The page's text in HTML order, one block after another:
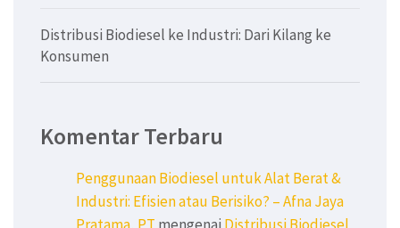
Distribusi Biodiesel ke Industri: Dari Kilang ke
Konsumen
Komentar Terbaru
Penggunaan Biodiesel untuk Alat Berat &
Industri: Efisien atau Berisiko? – Afna Jaya